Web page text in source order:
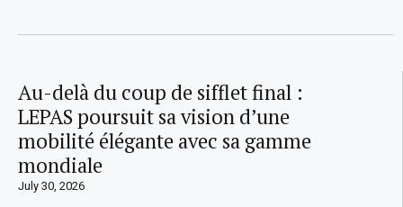
Au-delà du coup de sifflet final :
LEPAS poursuit sa vision d’une
mobilité élégante avec sa gamme
mondiale
July 30, 2026